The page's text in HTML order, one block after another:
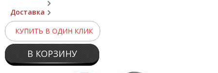
Доставка
КУПИТЬ В ОДИН КЛИК
В КОРЗИНУ